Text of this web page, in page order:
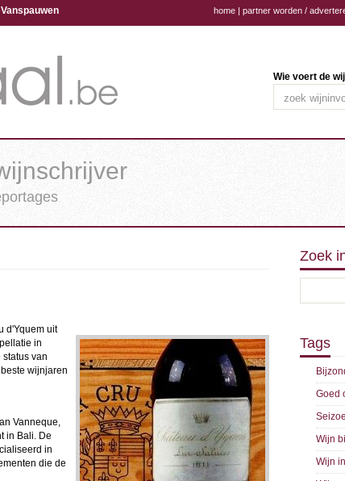
home | partner worden /
Wie voert de
d'Yquem uit
in
van
wijnjaren
Vanneque,
in Bali. De
in
die de
Zoek
Tags
Goed
Wijn
Wijn